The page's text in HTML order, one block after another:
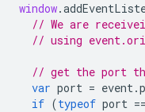
window.
// We are
// using
// get the port
var port = event.
if (typeof port